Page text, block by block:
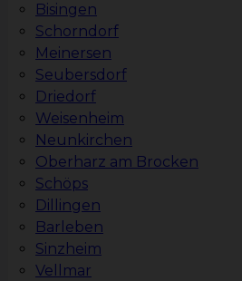
Bisingen
Schorndorf
Meinersen
Seubersdorf
Driedorf
Weisenheim
Neunkirchen
Oberharz am Brocken
Schöps
Dillingen
Barleben
Sinzheim
Vellmar